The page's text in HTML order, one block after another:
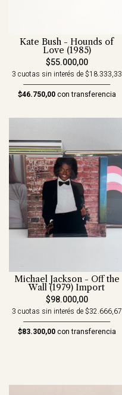
Kate Bush - Hounds of
Love (1985)
$55.000,00
3 cuotas sin interés de $18.333,33
$46.750,00con transferencia
Michael Jackson - Off the
Wall (1979) Import
$98.000,00
3 cuotas sin interés de $32.666,67
$83.300,00con transferencia